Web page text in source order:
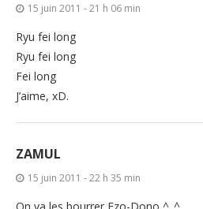
15 juin 2011 - 21 h 06 min
Ryu fei long
Ryu fei long
Fei long
J’aime, xD.
ZAMUL
15 juin 2011 - 22 h 35 min
On va les bourrer Ezo-Dono ^_^